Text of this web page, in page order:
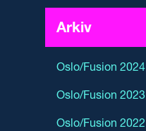
Arkiv
Oslo/Fusion 2024
Oslo/Fusion 2023
Oslo/Fusion 2022